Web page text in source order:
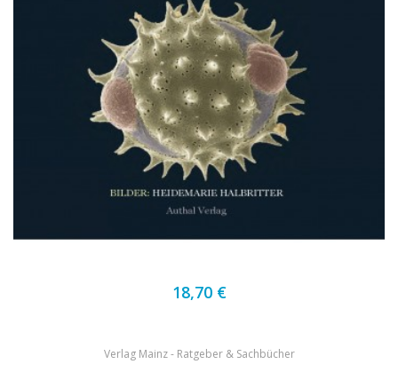
18,70 €
Verlag Mainz - Ratgeber & Sachbücher